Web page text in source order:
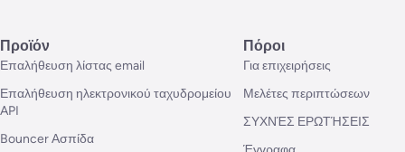
Προϊόν
Επαλήθευση λίστας email
Επαλήθευση ηλεκτρονικού ταχυδρομείου
API
Bouncer Ασπίδα
Πόροι
Για επιχειρήσεις
Μελέτες περιπτώσεων
ΣΥΧΝΈΣ ΕΡΩΤΉΣΕΙΣ